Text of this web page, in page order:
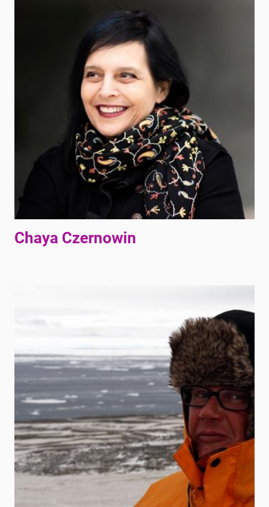
Chaya Czernowin